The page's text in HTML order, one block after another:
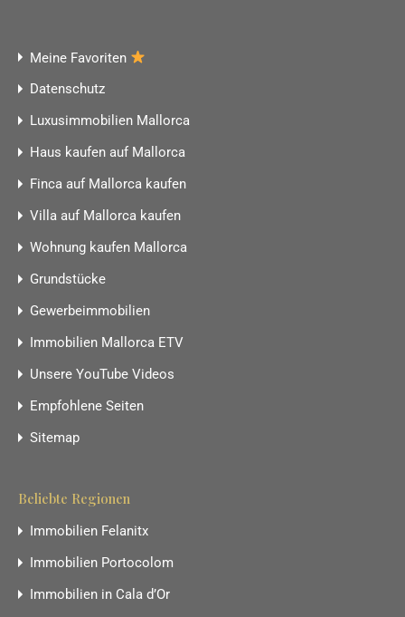
Meine Favoriten
Datenschutz
Luxusimmobilien Mallorca
Haus kaufen auf Mallorca
Finca auf Mallorca kaufen
Villa auf Mallorca kaufen
Wohnung kaufen Mallorca
Grundstücke
Gewerbeimmobilien
Immobilien Mallorca ETV
Unsere YouTube Videos
Empfohlene Seiten
Sitemap
Beliebte Regionen
Immobilien Felanitx
Immobilien Portocolom
Immobilien in Cala d’Or